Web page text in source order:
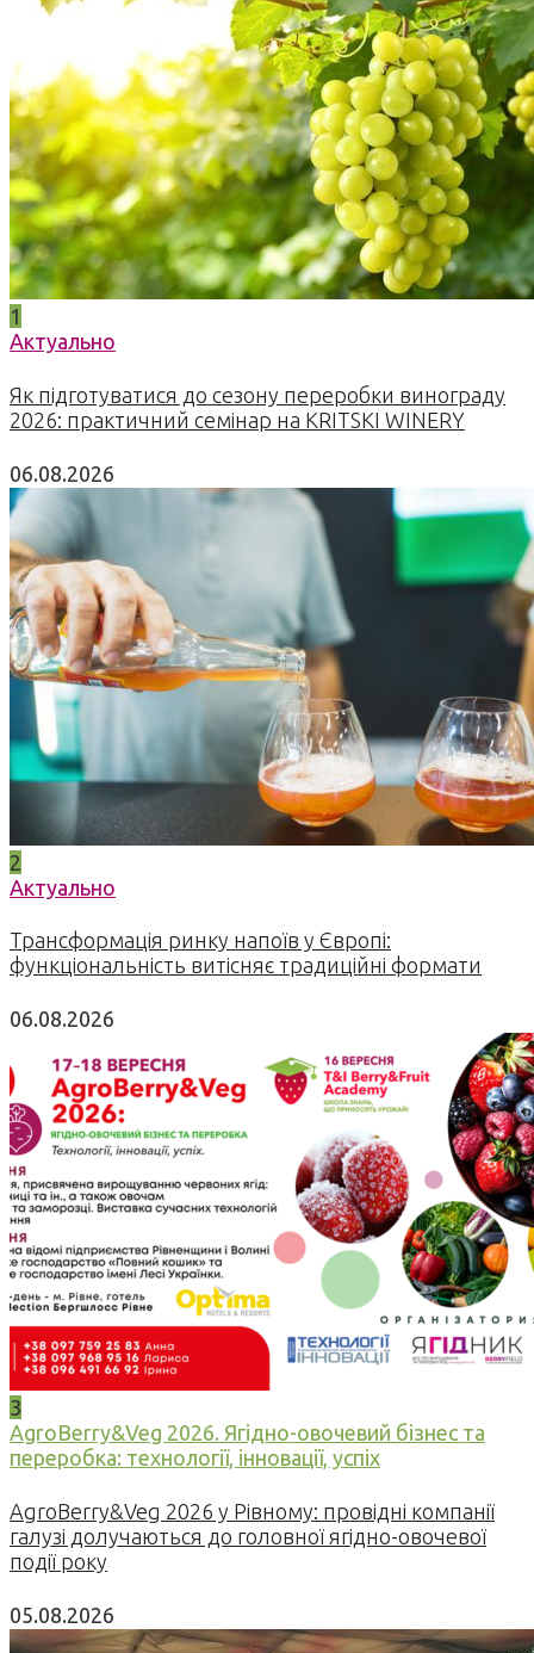
1
Актуально
Як підготуватися до сезону переробки винограду
2026: практичний семінар на KRITSKI WINERY
06.08.2026
2
Актуально
Трансформація ринку напоїв у Європі:
функціональність витісняє традиційні формати
06.08.2026
3
AgroBerry&Veg 2026. Ягідно-овочевий бізнес та
переробка: технології, інновації, успіх
AgroBerry&Veg 2026 у Рівному: провідні компанії
галузі долучаються до головної ягідно-овочевої
події року
05.08.2026